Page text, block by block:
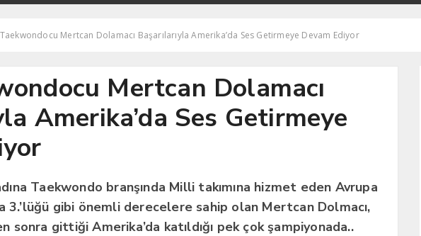
Mertcan Dolamacı Başarılarıyla Amerika’da Ses Getirmeye Devam Ediyor
Mertcan Dolamacı
Amerika’da Ses Getirmeye
Taekwondo branşında Milli takımına hizmet eden Avrupa
3.’lüğü gibi önemli derecelere sahip olan Mertcan Dolmacı,
sonra gittiği Amerika’da katıldığı pek çok şampiyonada..